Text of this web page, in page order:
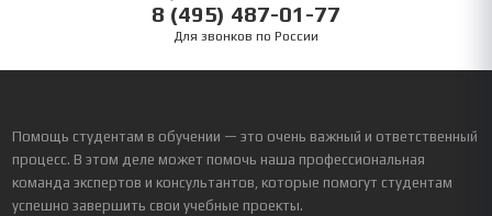
8 (495) 487-01-77
Для звонков по России
Помощь студентам в обучении — это очень важный и ответственный
процесс. В этом деле может помочь наша профессиональная
команда экспертов и консультантов, которые помогут студентам
успешно завершить свои учебные проекты.